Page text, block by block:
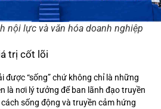
nội lực và văn hóa doanh nghiệp
trị cốt lõi
được “sống” chứ không chỉ là những
là nơi lý tưởng để ban lãnh đạo truyền
sống động và truyền cảm hứng